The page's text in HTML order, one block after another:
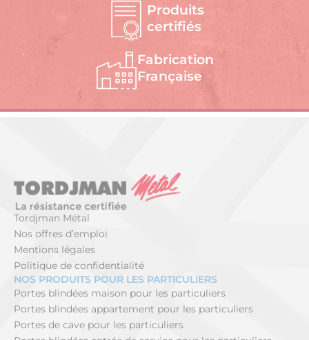
Produits
certifiés
Fabrication
Française
Tordjman Métal
Nos offres d’emploi
Mentions légales
Politique de confidentialité
NOS PRODUITS POUR LES PARTICULIERS
Portes blindées maison pour les particuliers
Portes blindées appartement pour les particuliers
Portes de cave pour les particuliers